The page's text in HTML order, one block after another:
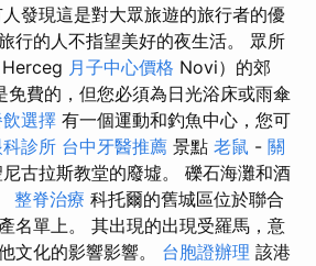
發現這是對大眾旅遊的旅行者的優
行的人不指望美好的夜生活。 眾所
Herceg 月子中心價格 Novi）的郊
免費的，但您必須為日光浴床或雨傘
選擇 有一個運動和釣魚中心，您可
科診所 台中牙醫推薦 景點 老鼠 - 關
古拉斯教堂的廢墟。 礫石海灘和酒
整脊治療 科托爾的舊城區位於聯合
名單上。 其出現的出現受羅馬，意
文化的影響影響。 台胞證辦理 該港